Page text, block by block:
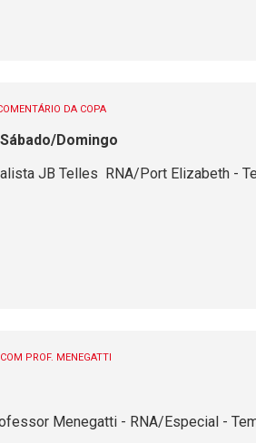
DA COPA
Domingo
JB Telles  RNA/Port Elizabeth -
PROF. MENEGATTI
Menegatti - RNA/Especial -